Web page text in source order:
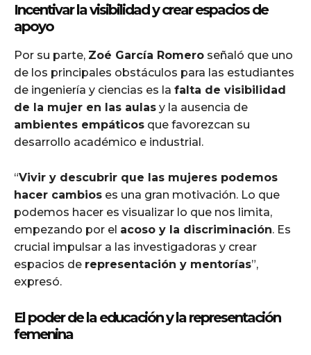
Incentivar la visibilidad y crear espacios de
apoyo
Por su parte, Zoé García Romero señaló que uno
de los principales obstáculos para las estudiantes
de ingeniería y ciencias es la falta de visibilidad
de la mujer en las aulas y la ausencia de
ambientes empáticos que favorezcan su
desarrollo académico e industrial.
“Vivir y descubrir que las mujeres podemos
hacer cambios es una gran motivación. Lo que
podemos hacer es visualizar lo que nos limita,
empezando por el acoso y la discriminación. Es
crucial impulsar a las investigadoras y crear
espacios de representación y mentorías”,
expresó.
El poder de la educación y la representación
femenina